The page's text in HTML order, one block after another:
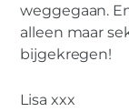
weggegaan.
alleen maar
bijgekregen!
Lisa xxx